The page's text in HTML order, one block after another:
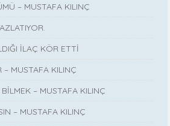
– MUSTAFA KILINÇ
İLAÇ KÖR ETTİ
– MUSTAFA KILINÇ
– MUSTAFA KILINÇ
– MUSTAFA KILINÇ